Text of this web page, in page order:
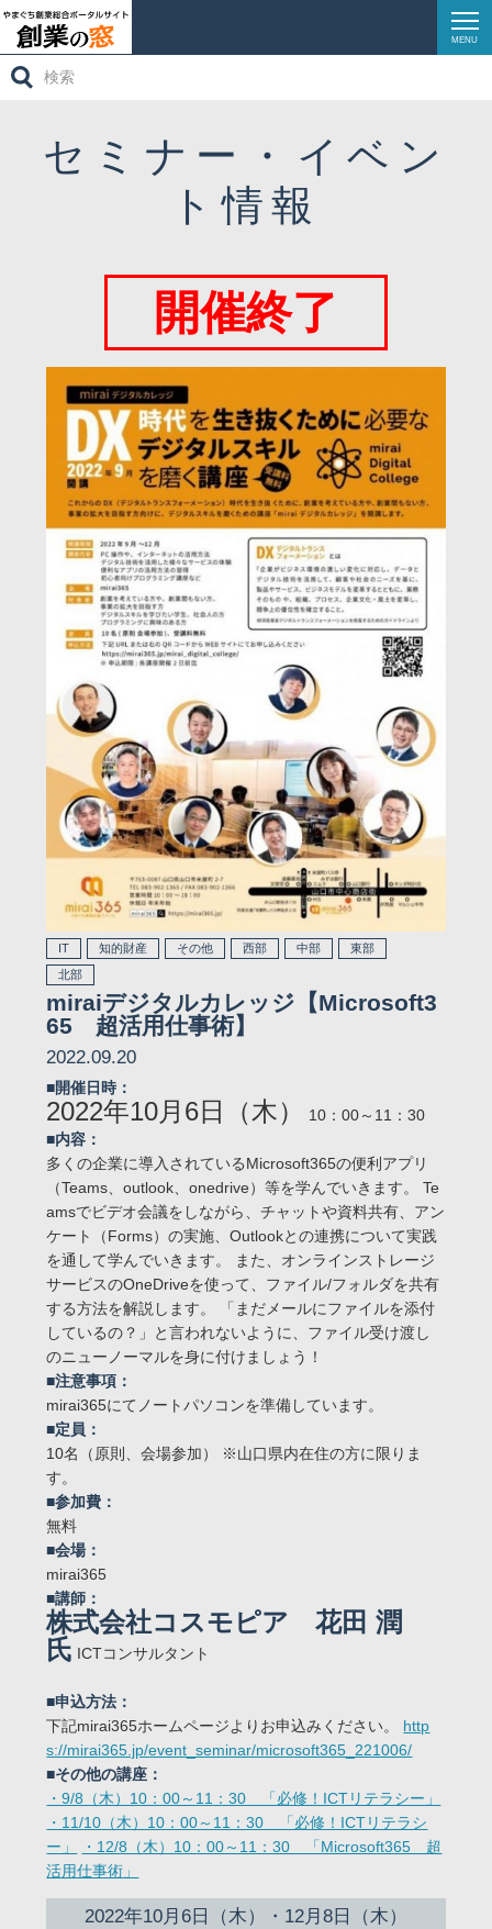
MENU
検
索:
創業ガイダンス
創業ストーリーズ
イベントレポート
お問い合わせ
セミナー・イベン
ト情報
開催終了
IT 知的財産 その他 西部 中部
東部
北部
miraiデジタルカレッジ【Microsoft3
65 超活用仕事術】
2022.09.20
■開催日時：
2022年10月6日（木）
10：00～11：30
■内容：
多くの企業に導入されているMicrosoft365の便利アプリ
（Teams、outlook、onedrive）等を学んでいきます。 Te
amsでビデオ会議をしながら、チャットや資料共有、アン
ケート（Forms）の実施、Outlookとの連携について実践
を通して学んでいきます。 また、オンラインストレージ
サービスのOneDriveを使って、ファイル/フォルダを共有
する方法を解説します。 「まだメールにファイルを添付
しているの？」と言われないように、ファイル受け渡し
のニューノーマルを身に付けましょう！
■注意事項：
mirai365にてノートパソコンを準備しています。
■定員：
10名（原則、会場参加） ※山口県内在住の方に限りま
す。
■参加費：
無料
■会場：
mirai365
■講師：
株式会社コスモピア 花田 潤
氏 ICTコンサルタント
■申込方法：
下記mirai365ホームページよりお申込みください。 http
s://mirai365.jp/event_seminar/microsoft365_221006/
■その他の講座：
・9/8（木）10：00～11：30 「必修！ICTリテラシー」
・11/10（木）10：00～11：30 「必修！ICTリテラシ
ー」
・12/8（木）10：00～11：30 「Microsoft365 超
活用仕事術」
2022年10月6日（木）・12月8日（木）